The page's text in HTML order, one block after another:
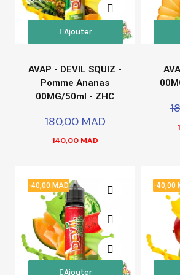
Ajouter
AVAP - DEVIL SQUIZ -
Pomme Ananas
00MG/50ml - ZHC
180,00 MAD
140,00 MAD
-40,00 MAD
Ajouter
-40,00